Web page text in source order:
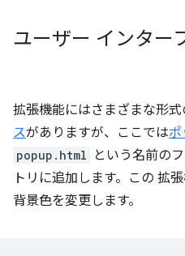
ユーザー インター
拡張機能にはさまざまな形式
スがありますが、ここでは
popup.html
という名前の
トリに追加します。この 拡
背景色を変更します。